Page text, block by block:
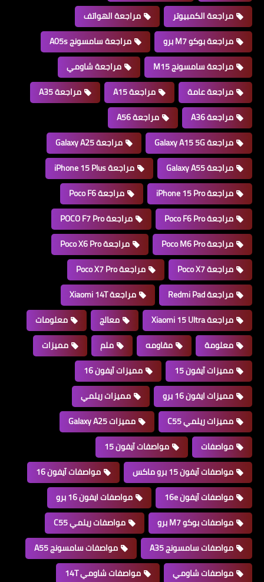
مراجعة الكمبيوتر
مراجعة الهواتف
مراجعة بوكو M7 برو
مراجعة سامسونج A05s
مراجعة سامسونج M15
مراجعة شاومي
مراجعة عامة
مراجعة A15
مراجعة A35
مراجعة A36
مراجعة A56
مراجعة Galaxy A15 5G
مراجعة Galaxy A25
مراجعة Galaxy A55
مراجعة iPhone 15 Plus
مراجعة iPhone 15 Pro
مراجعة Poco F6
مراجعة Poco F6 Pro
مراجعة POCO F7 Pro
مراجعة Poco M6 Pro
مراجعة Poco X6 Pro
مراجعة Poco X7
مراجعة Poco X7 Pro
مراجعة Redmi Pad
مراجعة Xiaomi 14T
مراجعة Xiaomi 15 Ultra
معالج
معلومات
معلومة
مقاومه ملم
مميزات
مميزات آيفون 15
مميزات آيفون 16
مميزات ايفون 16 برو
مميزات ريلمي
مميزات ريلمي C55
مميزات Galaxy A25
مواصفات
مواصفات آيفون 15
مواصفات آيفون 15 برو ماكس
مواصفات آيفون 16
مواصفات آيفون 16e
مواصفات ايفون 16 برو
مواصفات بوكو M7 برو
مواصفات ريلمي C55
مواصفات سامسونج A35
مواصفات سامسونج A55
مواصفات شاومي
مواصفات شاومي 14T